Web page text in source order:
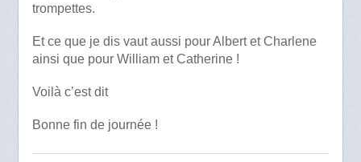
trompettes.
Et ce que je dis vaut aussi pour Albert et Charlene
ainsi que pour William et Catherine !
Voilà c’est dit
Bonne fin de journée !